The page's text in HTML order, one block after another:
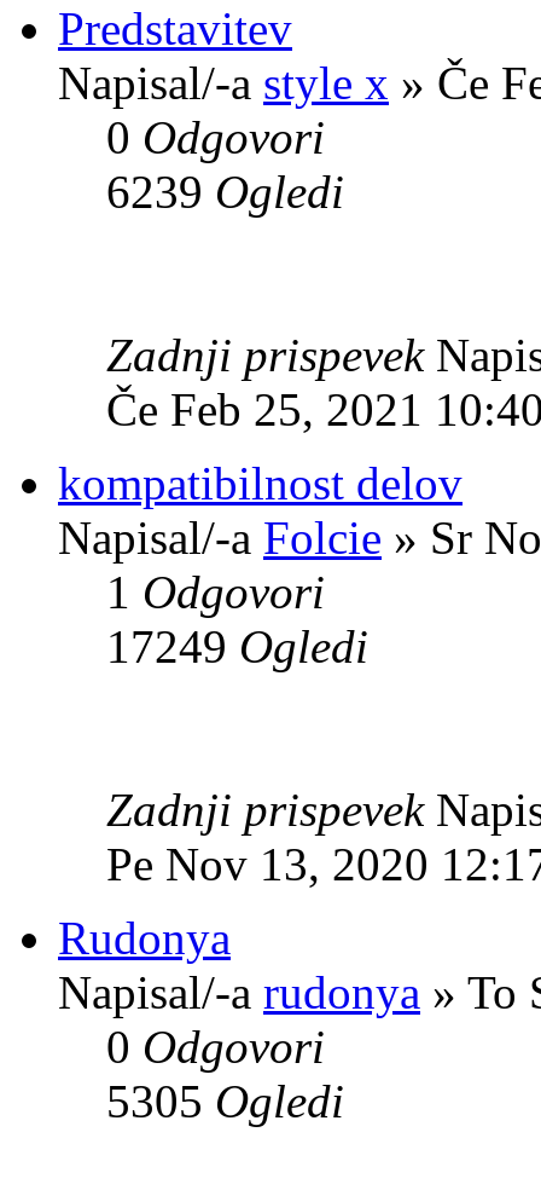
Predstavitev
Napisal/-a style x » Če
0 Odgovori
6239 Ogledi
Zadnji prispevek
Če Feb 25, 2021
kompatibilnost delov
Napisal/-a Folcie » Sr
1 Odgovori
17249 Ogledi
Zadnji prispevek
Pe Nov 13, 2020
Rudonya
Napisal/-a rudonya » To
0 Odgovori
5305 Ogledi